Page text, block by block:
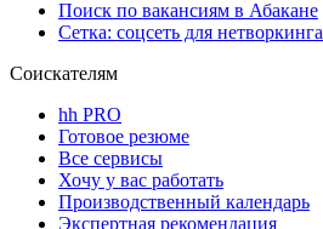
Поиск по вакансиям в Абакане
Сетка: соцсеть для нетворкинга
Соискателям
hh PRO
Готовое резюме
Все сервисы
Хочу у вас работать
Производственный календарь
Экспертная рекомендация